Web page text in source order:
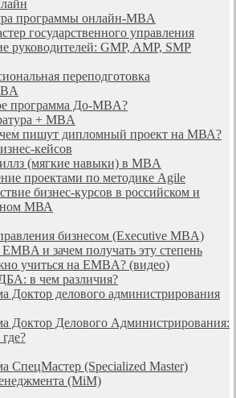
программы онлайн-MBA
государственного управления
руководителей: GMP, AMP, SMP
переподготовка
программа До-MBA?
+ MBA
пишут дипломный проект на МВА?
кейсов
(мягкие навыки) в MBA
проектами по методике Agile
бизнес-курсов в российском и
МВА
бизнесом (Executive MBA)
EMBA и зачем получать эту степень
учиться на EMBA? (видео)
в чем различия?
Доктор делового администрирования
Доктор Делового Администрирования:
СпецМастер (Specialized Master)
(MiM)